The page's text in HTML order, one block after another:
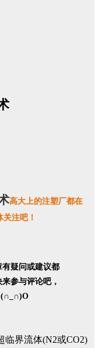
高大上的注塑厂都在
注吧！
疑问或建议都
来参与评论吧，
临界流体(N2或CO2)